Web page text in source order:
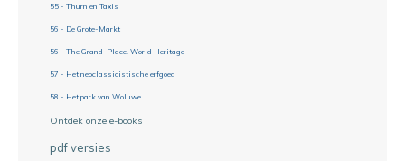
55 - Thurn en Taxis
56 - De Grote-Markt
56 - The Grand-Place. World Heritage
57 - Het neoclassicistische erfgoed
58 - Het park van Woluwe
Ontdek onze e-books
pdf versies